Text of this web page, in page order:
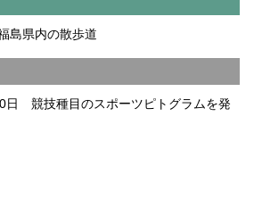
島県内の散歩道
日 競技種目のスポーツピトグラムを発